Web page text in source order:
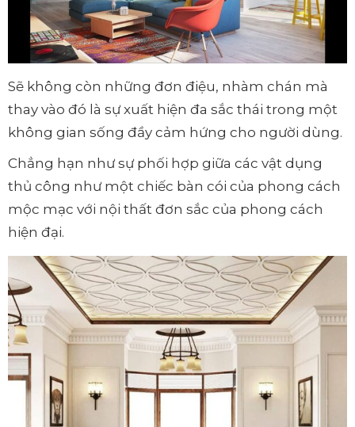
Sẽ không còn những đơn điệu, nhàm chán mà
thay vào đó là sự xuất hiện đa sắc thái trong một
không gian sống đầy cảm hứng cho người dùng.
Chẳng hạn như sự phối hợp giữa các vật dụng
thủ công như một chiếc bàn cói của phong cách
mộc mạc với nội thất đơn sắc của phong cách
hiện đại.